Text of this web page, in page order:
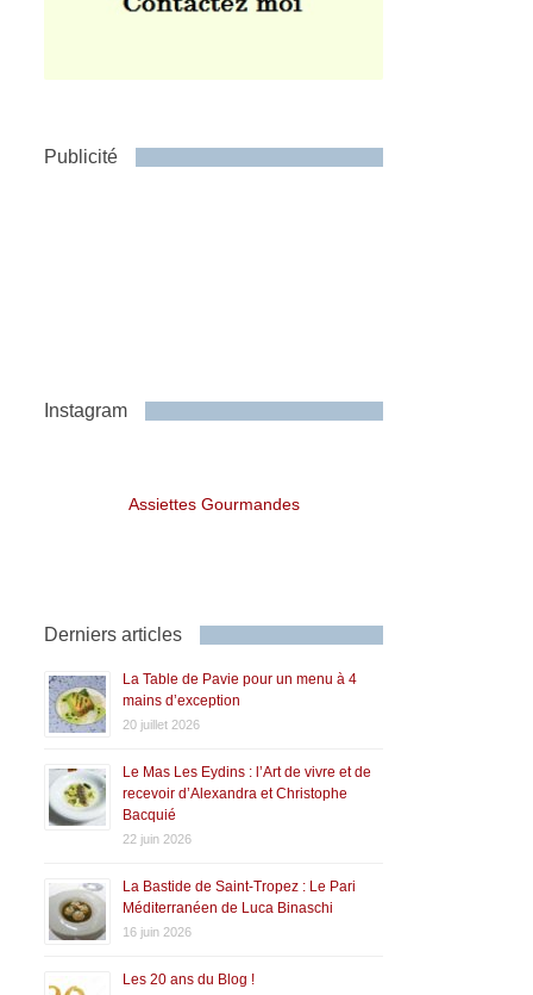
Publicité
Instagram
Assiettes Gourmandes
Derniers articles
La Table de Pavie pour un menu à 4
mains d’exception
20 juillet 2026
Le Mas Les Eydins : l’Art de vivre et de
recevoir d’Alexandra et Christophe
Bacquié
22 juin 2026
La Bastide de Saint-Tropez : Le Pari
Méditerranéen de Luca Binaschi
16 juin 2026
Les 20 ans du Blog !